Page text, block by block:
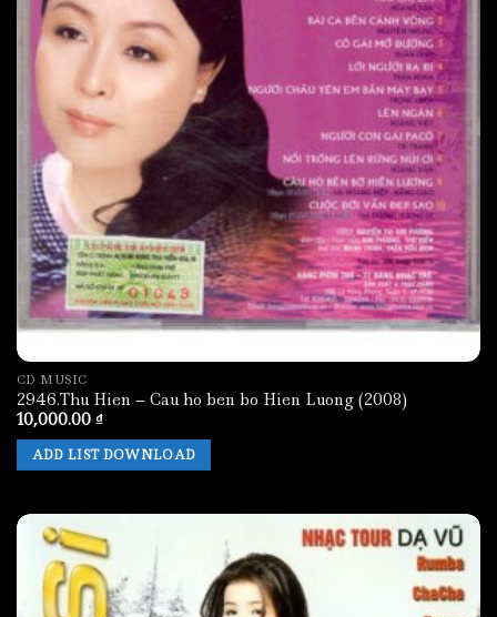
CD MUSIC
2946.Thu Hien – Cau ho ben bo Hien Luong (2008)
10,000.00 ₫
ADD LIST DOWNLOAD